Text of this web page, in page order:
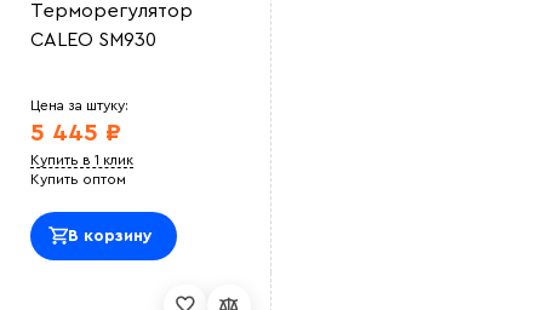
Терморегулятор
CALEO SM930
Цена за штуку:
5 445 ₽
Купить в 1 клик
Купить оптом
В корзину